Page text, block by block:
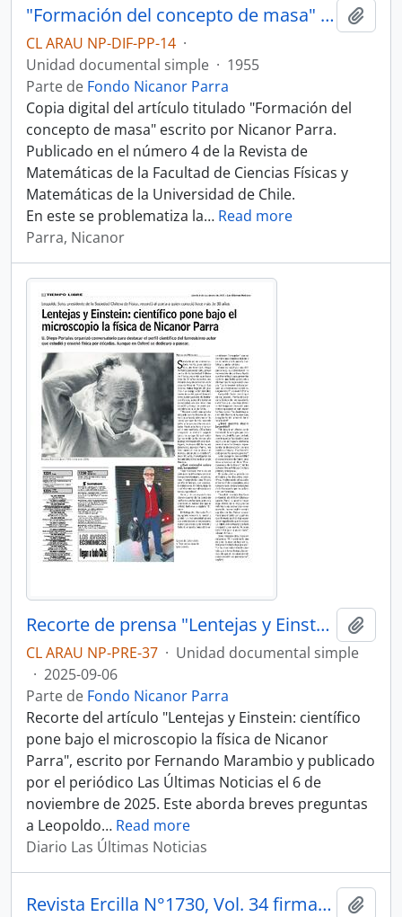
"Formación del concepto de masa" por Nicanor Parra
CL ARAU NP-DIF-PP-14 ·
Unidad documental simple · 1955
Parte de Fondo Nicanor Parra
Copia digital del artículo titulado "Formación del
concepto de masa" escrito por Nicanor Parra.
Publicado en el número 4 de la Revista de
Matemáticas de la Facultad de Ciencias Físicas y
Matemáticas de la Universidad de Chile.
En este se problematiza la… Read more
Parra, Nicanor
Recorte de prensa "Lentejas y Einstein: científico pone bajo el microscopio la física de Nicanor Parra" de Las Últimas Noticias
CL ARAU NP-PRE-37 · Unidad documental simple
· 2025-09-06
Parte de Fondo Nicanor Parra
Recorte del artículo "Lentejas y Einstein: científico
pone bajo el microscopio la física de Nicanor
Parra", escrito por Fernando Marambio y publicado
por el periódico Las Últimas Noticias el 6 de
noviembre de 2025. Este aborda breves preguntas
a Leopoldo… Read more
Diario Las Últimas Noticias
Revista Ercilla N°1730, Vol. 34 firmada por Nicanor Parra